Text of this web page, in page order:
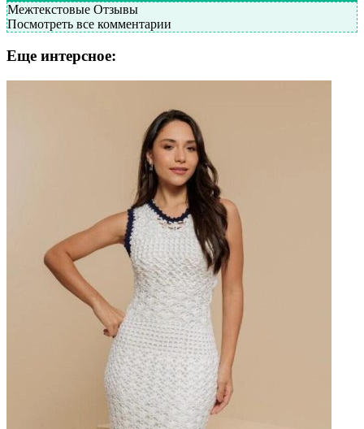
Межтекстовые Отзывы
Посмотреть все комментарии
Еще интерсное: